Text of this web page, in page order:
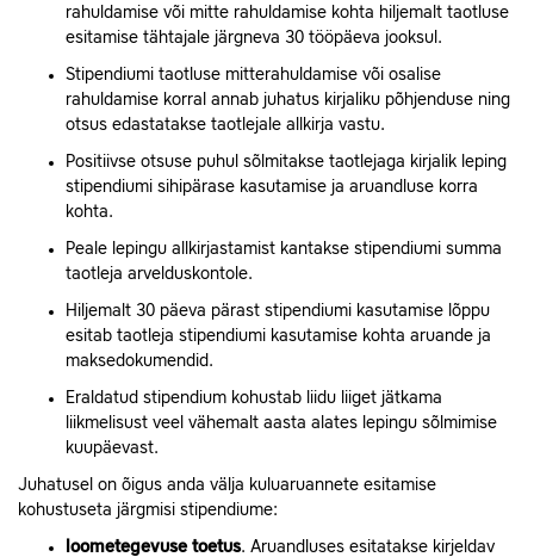
rahuldamise või mitte rahuldamise kohta hiljemalt taotluse
esitamise tähtajale järgneva 30 tööpäeva jooksul.
Stipendiumi taotluse mitterahuldamise või osalise
rahuldamise korral annab juhatus kirjaliku põhjenduse ning
otsus edastatakse taotlejale allkirja vastu.
Positiivse otsuse puhul sõlmitakse taotlejaga kirjalik leping
stipendiumi sihipärase kasutamise ja aruandluse korra
kohta.
Peale lepingu allkirjastamist kantakse stipendiumi summa
taotleja arvelduskontole.
Hiljemalt 30 päeva pärast stipendiumi kasutamise lõppu
esitab taotleja stipendiumi kasutamise kohta aruande ja
maksedokumendid.
Eraldatud stipendium kohustab liidu liiget jätkama
liikmelisust veel vähemalt aasta alates lepingu sõlmimise
kuupäevast.
Juhatusel on õigus anda välja kuluaruannete esitamise
kohustuseta järgmisi stipendiume:
loometegevuse toetus. Aruandluses esitatakse kirjeldav